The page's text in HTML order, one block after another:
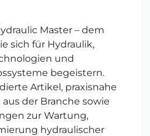
Master – dem
sich für Hydraulik,
und
begeistern.
Artikel, praxisnahe
der Branche sowie
zur Wartung,
hydraulischer